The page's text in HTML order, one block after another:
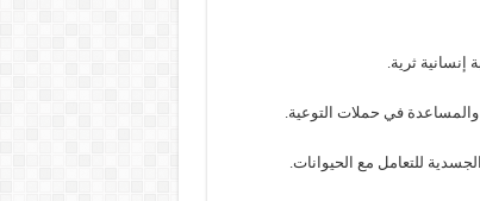
والمساعدة في حملات التوعية.